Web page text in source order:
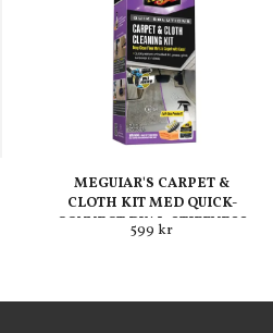
MEGUIAR'S CARPET &
CLOTH KIT MED QUICK-
CONNECT DUAL-STIFFNESS
BORSTHUVUD
599 kr